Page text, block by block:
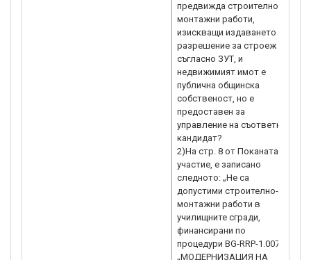
предвижда строително-
монтажни работи,
изискващи издаването на
разрешение за строеж
съгласно ЗУТ, и
недвижимият имот е
публична общинска
собственост, но е
предоставен за
управление на съответния
кандидат?
2)На стр. 8 от Поканата за
участие, e записано
следното: „Не са
допустими строително-
монтажни работи в
училищните сгради,
финансирани по
процедури BG-RRP-1.007
„МОДЕРНИЗАЦИЯ НА